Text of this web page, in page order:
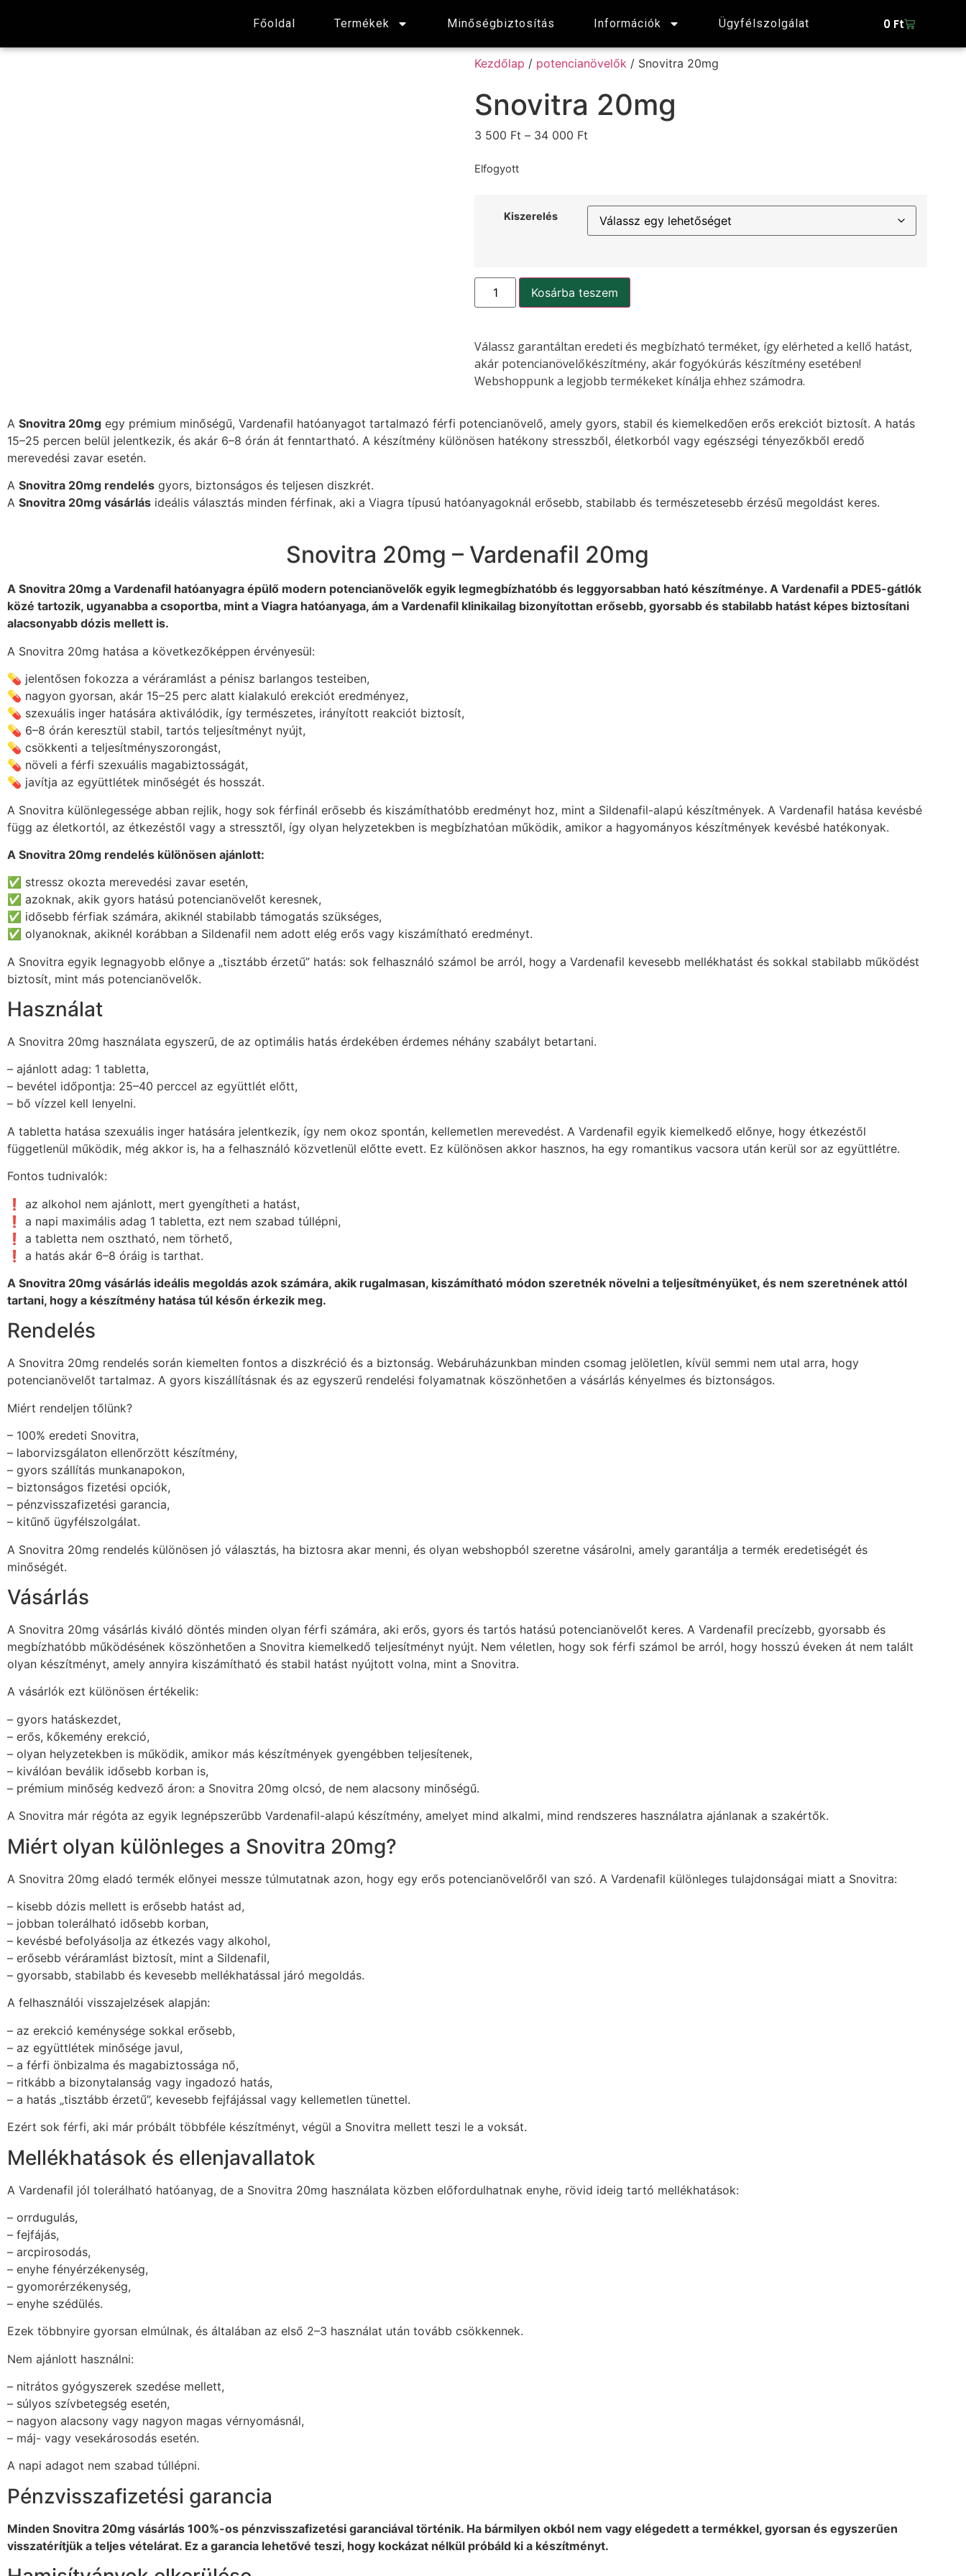
Főoldal Termékek Minőségbiztosítás Információk Ügyfélszolgálat 0 Ft
Kezdőlap / potencianövelők / Snovitra 20mg
Snovitra 20mg
3 500 Ft – 34 000 Ft
Elfogyott
Kiszerelés
Kosárba teszem
Válassz garantáltan eredeti és megbízható terméket, így elérheted a kellő hatást,
akár potencianövelőkészítmény, akár fogyókúrás készítmény esetében!
Webshoppunk a legjobb termékeket kínálja ehhez számodra.
A Snovitra 20mg egy prémium minőségű, Vardenafil hatóanyagot tartalmazó férfi potencianövelő, amely gyors, stabil és kiemelkedően erős erekciót biztosít. A hatás
15–25 percen belül jelentkezik, és akár 6–8 órán át fenntartható. A készítmény különösen hatékony stresszből, életkorból vagy egészségi tényezőkből eredő
merevedési zavar esetén.
A Snovitra 20mg rendelés gyors, biztonságos és teljesen diszkrét.
A Snovitra 20mg vásárlás ideális választás minden férfinak, aki a Viagra típusú hatóanyagoknál erősebb, stabilabb és természetesebb érzésű megoldást keres.
Snovitra 20mg – Vardenafil 20mg
A Snovitra 20mg a Vardenafil hatóanyagra épülő modern potencianövelők egyik legmegbízhatóbb és leggyorsabban ható készítménye. A Vardenafil a PDE5-gátlók
közé tartozik, ugyanabba a csoportba, mint a Viagra hatóanyaga, ám a Vardenafil klinikailag bizonyítottan erősebb, gyorsabb és stabilabb hatást képes biztosítani
alacsonyabb dózis mellett is.
A Snovitra 20mg hatása a következőképpen érvényesül:
💊 jelentősen fokozza a véráramlást a pénisz barlangos testeiben,
💊 nagyon gyorsan, akár 15–25 perc alatt kialakuló erekciót eredményez,
💊 szexuális inger hatására aktiválódik, így természetes, irányított reakciót biztosít,
💊 6–8 órán keresztül stabil, tartós teljesítményt nyújt,
💊 csökkenti a teljesítményszorongást,
💊 növeli a férfi szexuális magabiztosságát,
💊 javítja az együttlétek minőségét és hosszát.
A Snovitra különlegessége abban rejlik, hogy sok férfinál erősebb és kiszámíthatóbb eredményt hoz, mint a Sildenafil-alapú készítmények. A Vardenafil hatása kevésbé
függ az életkortól, az étkezéstől vagy a stressztől, így olyan helyzetekben is megbízhatóan működik, amikor a hagyományos készítmények kevésbé hatékonyak.
A Snovitra 20mg rendelés különösen ajánlott:
✅ stressz okozta merevedési zavar esetén,
✅ azoknak, akik gyors hatású potencianövelőt keresnek,
✅ idősebb férfiak számára, akiknél stabilabb támogatás szükséges,
✅ olyanoknak, akiknél korábban a Sildenafil nem adott elég erős vagy kiszámítható eredményt.
A Snovitra egyik legnagyobb előnye a „tisztább érzetű” hatás: sok felhasználó számol be arról, hogy a Vardenafil kevesebb mellékhatást és sokkal stabilabb működést
biztosít, mint más potencianövelők.
Használat
A Snovitra 20mg használata egyszerű, de az optimális hatás érdekében érdemes néhány szabályt betartani.
– ajánlott adag: 1 tabletta,
– bevétel időpontja: 25–40 perccel az együttlét előtt,
– bő vízzel kell lenyelni.
A tabletta hatása szexuális inger hatására jelentkezik, így nem okoz spontán, kellemetlen merevedést. A Vardenafil egyik kiemelkedő előnye, hogy étkezéstől
függetlenül működik, még akkor is, ha a felhasználó közvetlenül előtte evett. Ez különösen akkor hasznos, ha egy romantikus vacsora után kerül sor az együttlétre.
Fontos tudnivalók:
❗ az alkohol nem ajánlott, mert gyengítheti a hatást,
❗ a napi maximális adag 1 tabletta, ezt nem szabad túllépni,
❗ a tabletta nem osztható, nem törhető,
❗ a hatás akár 6–8 óráig is tarthat.
A Snovitra 20mg vásárlás ideális megoldás azok számára, akik rugalmasan, kiszámítható módon szeretnék növelni a teljesítményüket, és nem szeretnének attól
tartani, hogy a készítmény hatása túl későn érkezik meg.
Rendelés
A Snovitra 20mg rendelés során kiemelten fontos a diszkréció és a biztonság. Webáruházunkban minden csomag jelöletlen, kívül semmi nem utal arra, hogy
potencianövelőt tartalmaz. A gyors kiszállításnak és az egyszerű rendelési folyamatnak köszönhetően a vásárlás kényelmes és biztonságos.
Miért rendeljen tőlünk?
– 100% eredeti Snovitra,
– laborvizsgálaton ellenőrzött készítmény,
– gyors szállítás munkanapokon,
– biztonságos fizetési opciók,
– pénzvisszafizetési garancia,
– kitűnő ügyfélszolgálat.
A Snovitra 20mg rendelés különösen jó választás, ha biztosra akar menni, és olyan webshopból szeretne vásárolni, amely garantálja a termék eredetiségét és
minőségét.
Vásárlás
A Snovitra 20mg vásárlás kiváló döntés minden olyan férfi számára, aki erős, gyors és tartós hatású potencianövelőt keres. A Vardenafil precízebb, gyorsabb és
megbízhatóbb működésének köszönhetően a Snovitra kiemelkedő teljesítményt nyújt. Nem véletlen, hogy sok férfi számol be arról, hogy hosszú éveken át nem talált
olyan készítményt, amely annyira kiszámítható és stabil hatást nyújtott volna, mint a Snovitra.
A vásárlók ezt különösen értékelik:
– gyors hatáskezdet,
– erős, kőkemény erekció,
– olyan helyzetekben is működik, amikor más készítmények gyengébben teljesítenek,
– kiválóan beválik idősebb korban is,
– prémium minőség kedvező áron: a Snovitra 20mg olcsó, de nem alacsony minőségű.
A Snovitra már régóta az egyik legnépszerűbb Vardenafil-alapú készítmény, amelyet mind alkalmi, mind rendszeres használatra ajánlanak a szakértők.
Miért olyan különleges a Snovitra 20mg?
A Snovitra 20mg eladó termék előnyei messze túlmutatnak azon, hogy egy erős potencianövelőről van szó. A Vardenafil különleges tulajdonságai miatt a Snovitra:
– kisebb dózis mellett is erősebb hatást ad,
– jobban tolerálható idősebb korban,
– kevésbé befolyásolja az étkezés vagy alkohol,
– erősebb véráramlást biztosít, mint a Sildenafil,
– gyorsabb, stabilabb és kevesebb mellékhatással járó megoldás.
A felhasználói visszajelzések alapján:
– az erekció keménysége sokkal erősebb,
– az együttlétek minősége javul,
– a férfi önbizalma és magabiztossága nő,
– ritkább a bizonytalanság vagy ingadozó hatás,
– a hatás „tisztább érzetű”, kevesebb fejfájással vagy kellemetlen tünettel.
Ezért sok férfi, aki már próbált többféle készítményt, végül a Snovitra mellett teszi le a voksát.
Mellékhatások és ellenjavallatok
A Vardenafil jól tolerálható hatóanyag, de a Snovitra 20mg használata közben előfordulhatnak enyhe, rövid ideig tartó mellékhatások:
– orrdugulás,
– fejfájás,
– arcpirosodás,
– enyhe fényérzékenység,
– gyomorérzékenység,
– enyhe szédülés.
Ezek többnyire gyorsan elmúlnak, és általában az első 2–3 használat után tovább csökkennek.
Nem ajánlott használni:
– nitrátos gyógyszerek szedése mellett,
– súlyos szívbetegség esetén,
– nagyon alacsony vagy nagyon magas vérnyomásnál,
– máj- vagy vesekárosodás esetén.
A napi adagot nem szabad túllépni.
Pénzvisszafizetési garancia
Minden Snovitra 20mg vásárlás 100%-os pénzvisszafizetési garanciával történik. Ha bármilyen okból nem vagy elégedett a termékkel, gyorsan és egyszerűen
visszatérítjük a teljes vételárat. Ez a garancia lehetővé teszi, hogy kockázat nélkül próbáld ki a készítményt.